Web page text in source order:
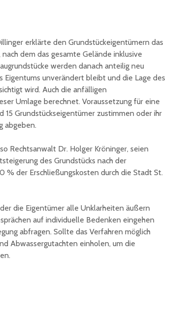
erklärte den Grundstückeigentümern das
dem das gesamte Gelände inklusive
werden danach anteilig neu
unverändert bleibt und die Lage des
wird. Auch die anfälligen
Umlage berechnet. Voraussetzung für eine
15 Grundstückseigentümer zustimmen oder ihr
abgeben.
Rechtsanwalt Dr. Holger Kröninger, seien
des Grundstücks nach der
% der Erschließungskosten durch die Stadt St.
die Eigentümer alle Unklarheiten äußern
auf individuelle Bedenken eingehen
abfragen. Sollte das Verfahren möglich
Abwassergutachten einholen, um die
St. Ingberter
Handelsgeschichte
feiert